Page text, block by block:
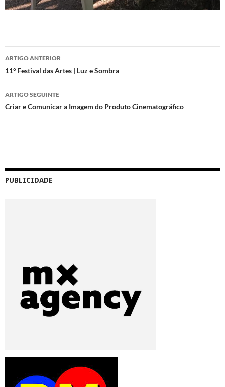
Navegação
de
artigos
ARTIGO ANTERIOR
11º Festival das Artes | Luz e Sombra
ARTIGO SEGUINTE
Criar e Comunicar a Imagem do Produto Cinematográfico
PUBLICIDADE